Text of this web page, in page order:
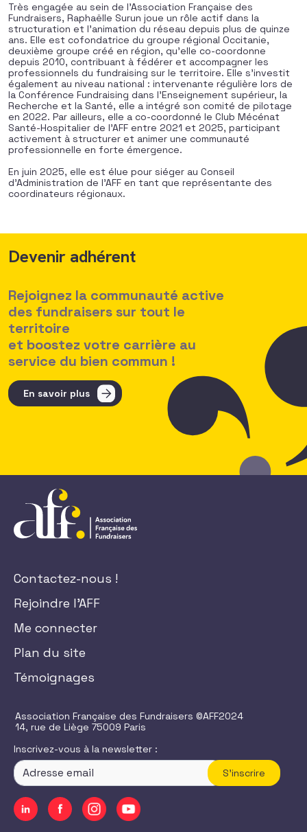
Très engagée au sein de l’Association Française des
Fundraisers, Raphaëlle Surun joue un rôle actif dans la
structuration et l’animation du réseau depuis plus de quinze
ans. Elle est cofondatrice du groupe régional Occitanie,
deuxième groupe créé en région, qu’elle co-coordonne
depuis 2010, contribuant à fédérer et accompagner les
professionnels du fundraising sur le territoire. Elle s’investit
également au niveau national : intervenante régulière lors de
la Conférence Fundraising dans l’Enseignement supérieur, la
Recherche et la Santé, elle a intégré son comité de pilotage
en 2022. Par ailleurs, elle a co-coordonné le Club Mécénat
Santé-Hospitalier de l’AFF entre 2021 et 2025, participant
activement à structurer et animer une communauté
professionnelle en forte émergence.
En juin 2025, elle est élue pour siéger au Conseil
d’Administration de l’AFF en tant que représentante des
coordinateurs régionaux.
Devenir adhérent
Rejoignez la communauté active
des fundraisers sur tout le
territoire
et boostez votre carrière au
service du bien commun !
En savoir plus
Contactez-nous !
Rejoindre l'AFF
Me connecter
Plan du site
Témoignages
Association Française des Fundraisers ©AFF2024
14, rue de Liège 75009 Paris
Inscrivez-vous à la newsletter :
S'inscrire